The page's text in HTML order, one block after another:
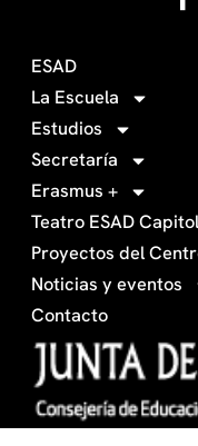
e
f
a
c
b
o
o
k
ESAD
La Escuela
Estudios
Secretaría
Erasmus +
Teatro ESAD Capitol
Proyectos del
Noticias y eventos
Contacto